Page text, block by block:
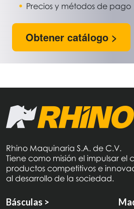
Precios y métodos de pago
Obtener catálogo >
Rhino Maquinaria S.A. de C.V.
Tiene como misión el impulsar el
productos competitivos e
al desarrollo de la sociedad.
Básculas >